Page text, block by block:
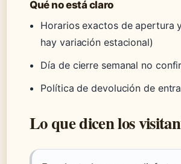
Qué no está claro
Horarios exactos de apertura
hay variación estacional)
Día de cierre semanal no
Política de devolución de
Lo que dicen los